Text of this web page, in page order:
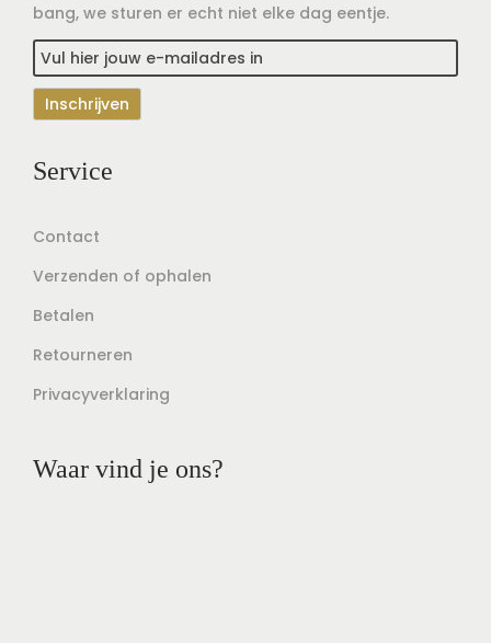
bang, we sturen er echt niet elke dag eentje.
Service
Contact
Verzenden of ophalen
Betalen
Retourneren
Privacyverklaring
Waar vind je ons?